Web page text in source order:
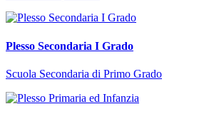
Plesso Secondaria I Grado
Scuola Secondaria di Primo Grado